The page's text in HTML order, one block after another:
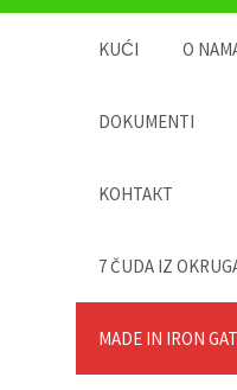
KUĆI O
DOKUMENTI
KОНТАКТ
7 ČUDA IZ
MADE IN IRON